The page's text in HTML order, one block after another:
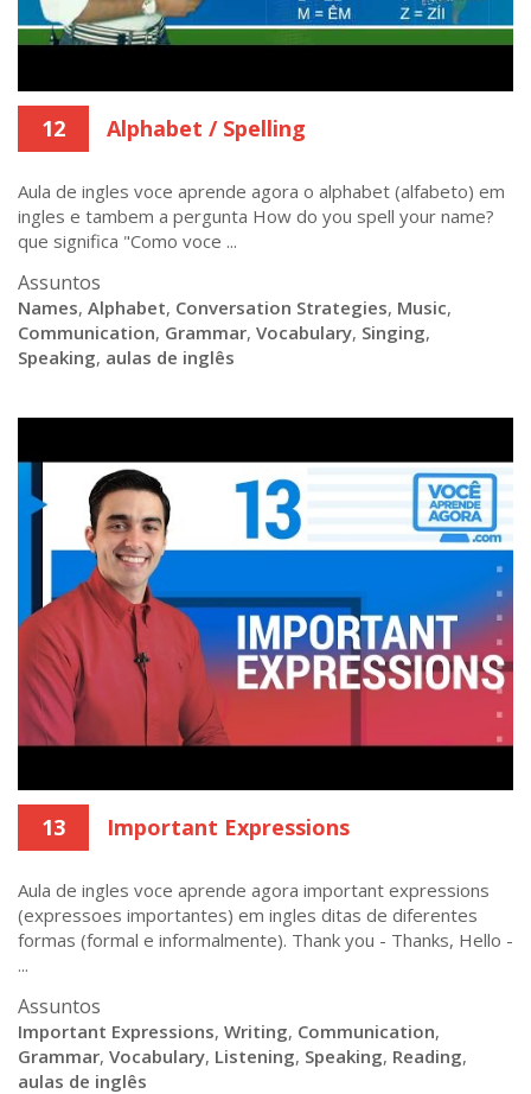
12 Alphabet / Spelling
Aula de ingles voce aprende agora o alphabet (alfabeto) em
ingles e tambem a pergunta How do you spell your name?
que significa "Como voce ...
Assuntos
Names, Alphabet, Conversation Strategies, Music,
Communication, Grammar, Vocabulary, Singing,
Speaking, aulas de inglês
13 Important Expressions
Aula de ingles voce aprende agora important expressions
(expressoes importantes) em ingles ditas de diferentes
formas (formal e informalmente). Thank you - Thanks, Hello -
...
Assuntos
Important Expressions, Writing, Communication,
Grammar, Vocabulary, Listening, Speaking, Reading,
aulas de inglês